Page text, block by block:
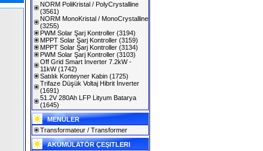
NORM PoliKristal / PolyCrystalline
(3561)
NORM MonoKristal / MonoCrystalline
(3255)
PWM Solar Şarj Kontroller (3194)
MPPT Solar Şarj Kontroller (3159)
MPPT Solar Şarj Kontroller (3134)
PWM Solar Şarj Kontroller (3103)
Off Grid Smart Inverter 7.2kW -
11kW(1742)
Satılık Konteyner Kabin (1725)
Trifaze Düşük Voltaj Hibrit İnverter
(1691)
51.2V 280Ah LFP Lityum Batarya
(1645)
MENÜLER
Transformateur / Transformer
AKÜMÜLATÖR ÇEŞITLERI